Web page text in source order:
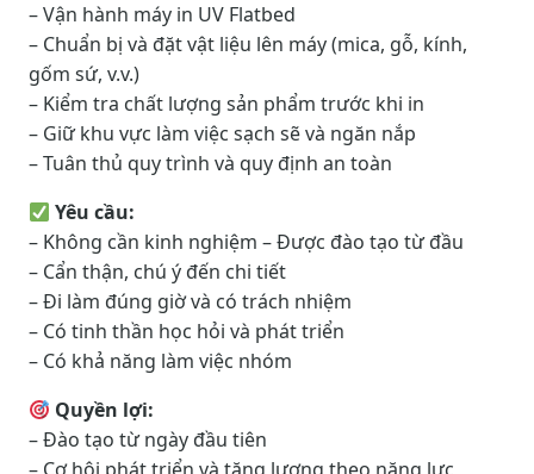
– Vận hành máy in UV Flatbed
– Chuẩn bị và đặt vật liệu lên máy (mica, gỗ, kính,
gốm sứ, v.v.)
– Kiểm tra chất lượng sản phẩm trước khi in
– Giữ khu vực làm việc sạch sẽ và ngăn nắp
– Tuân thủ quy trình và quy định an toàn
Yêu cầu:
– Không cần kinh nghiệm – Được đào tạo từ đầu
– Cẩn thận, chú ý đến chi tiết
– Đi làm đúng giờ và có trách nhiệm
– Có tinh thần học hỏi và phát triển
– Có khả năng làm việc nhóm
Quyền lợi:
– Đào tạo từ ngày đầu tiên